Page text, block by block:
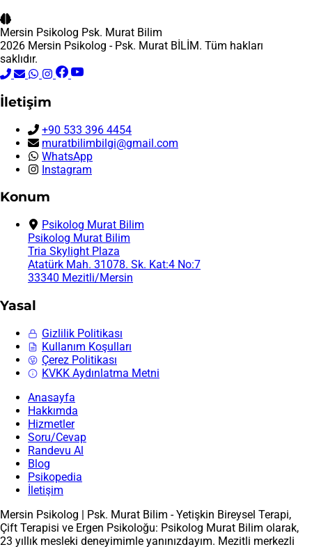
Mersin Psikolog Psk. Murat Bilim
2026 Mersin Psikolog - Psk. Murat BİLİM. Tüm hakları
saklıdır.
İletişim
+90 533 396 4454
muratbilimbilgi@gmail.com
WhatsApp
Instagram
Konum
Psikolog Murat Bilim
Psikolog Murat Bilim
Tria Skylight Plaza
Atatürk Mah. 31078. Sk. Kat:4 No:7
33340 Mezitli/Mersin
Yasal
Gizlilik Politikası
Kullanım Koşulları
Çerez Politikası
KVKK Aydınlatma Metni
Anasayfa
Hakkımda
Hizmetler
Soru/Cevap
Randevu Al
Blog
Psikopedia
İletişim
Mersin Psikolog | Psk. Murat Bilim - Yetişkin Bireysel Terapi,
Çift Terapisi ve Ergen Psikoloğu: Psikolog Murat Bilim olarak,
23 yıllık mesleki deneyimimle yanınızdayım. Mezitli merkezli